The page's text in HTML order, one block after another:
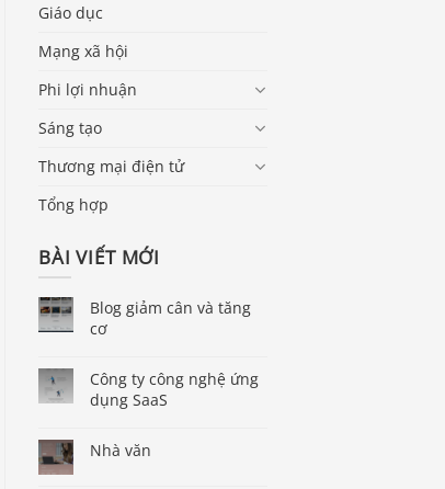
Giáo dục
Mạng xã hội
Phi lợi nhuận
Sáng tạo
Thương mại điện tử
Tổng hợp
BÀI VIẾT MỚI
Blog giảm cân và tăng
cơ
Công ty công nghệ ứng
dụng SaaS
Nhà văn